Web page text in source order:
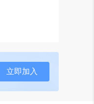
立即加入